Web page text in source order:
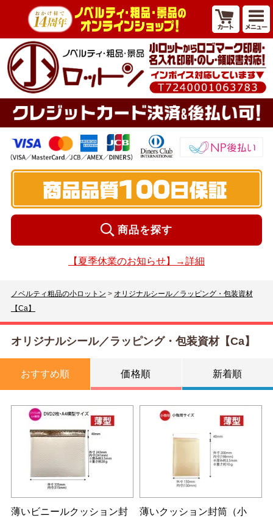
商品を探す
【夏季休業のお知らせ】→詳細
ノベルティ粗品の小ロットン > オリジナルシール／ラッピング・包装資材
【Ca】
オリジナルシール／ラッピング・包装資材【Ca】
おすすめ順 価格順 新着順
薄いビニールクッション封
薄いクッション封筒（小